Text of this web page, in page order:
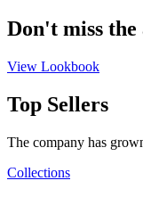
Don't miss the
View Lookbook
Top Sellers
The company has
Collections